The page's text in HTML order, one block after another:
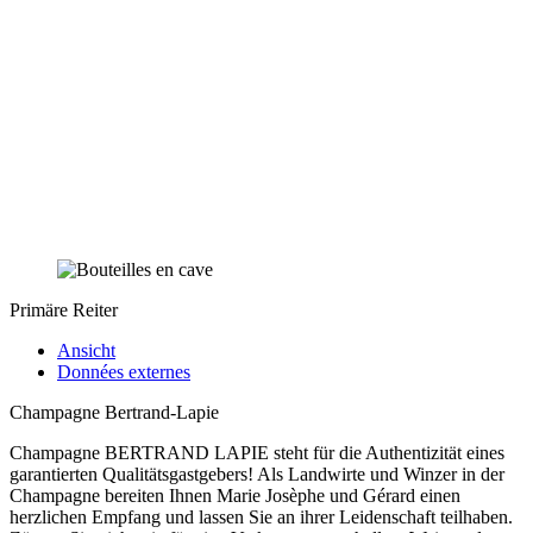
Primäre Reiter
Ansicht
Données externes
Champagne Bertrand-Lapie
Champagne BERTRAND LAPIE steht für die Authentizität eines
garantierten Qualitätsgastgebers! Als Landwirte und Winzer in der
Champagne bereiten Ihnen Marie Josèphe und Gérard einen
herzlichen Empfang und lassen Sie an ihrer Leidenschaft teilhaben.